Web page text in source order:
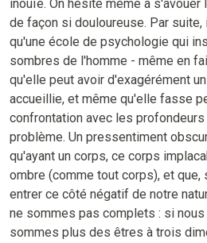
inouïe. On hésite même à
de façon si douloureuse. Par
qu'une école de psychologie qui
sombres de l'homme - même en
qu'elle peut avoir d'exagérément
accueillie, et même qu'elle fasse
confrontation avec les
problème. Un pressentiment
qu'ayant un corps, ce corps
ombre (comme tout corps), et
entrer ce côté négatif de notre
ne sommes pas complets : si
sommes plus des êtres à trois